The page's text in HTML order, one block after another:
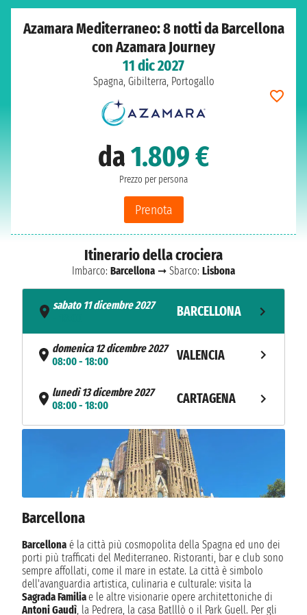
Azamara Mediterraneo: 8 notti da Barcellona
con Azamara Journey
11 dic 2027
Spagna, Gibilterra, Portogallo
da1.809 €
Prezzo per persona
Prenota
Itinerario della crociera
Imbarco: Barcellona ➞ Sbarco: Lisbona
sabato 11 dicembre 2027
BARCELLONA
domenica 12 dicembre 2027
08:00 - 18:00
VALENCIA
lunedì 13 dicembre 2027
08:00 - 18:00
CARTAGENA
martedì 14 dicembre 2027
MALAGA
mercoledì 15 dicembre 2027
08:00 - 18:00
GIBILTERRA
giovedì 16 dicembre 2027
venerdì 17 dicembre 2027
n.d. - 19:30
CADICE
sabato 18 dicembre 2027
Barcellona
Barcellona é la città più cosmopolita della Spagna ed uno dei
porti più trafficati del Mediterraneo. Ristoranti, bar e club sono
sempre affollati, come il mare in estate. La città è simbolo
dell'avanguardia artistica, culinaria e culturale: visita la
Sagrada Familiae le altre visionarie opere architettoniche di
Antoni Gaudì, la Pedrera, la casa Batlllò o il Park Guell. Per gli